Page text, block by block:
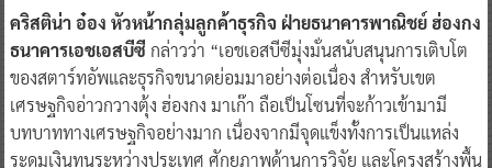
คริสติน่า อ๋อง หัวหน้ากลุ่มลูกค้าธุรกิจ ฝ่ายธนาคารพาณิชย์ ฮ่องกง
ธนาคารเอชเอสบีซี กล่าวว่า “เอชเอสบีซีมุ่งมั่นสนับสนุนการเติบโต
ของสตาร์ทอัพและธุรกิจขนาดย่อมมาอย่างต่อเนื่อง สำหรับเขต
เศรษฐกิจอ่าวกวางตุ้ง ฮ่องกง มาเก๊า ถือเป็นโซนที่จะก้าวเข้ามามี
บทบาททางเศรษฐกิจอย่างมาก เนื่องจากมีจุดแข็งทั้งการเป็นแหล่ง
ระดมเงินทุนระหว่างประเทศ ศักยภาพด้านการวิจัย และโครงสร้างพื้น